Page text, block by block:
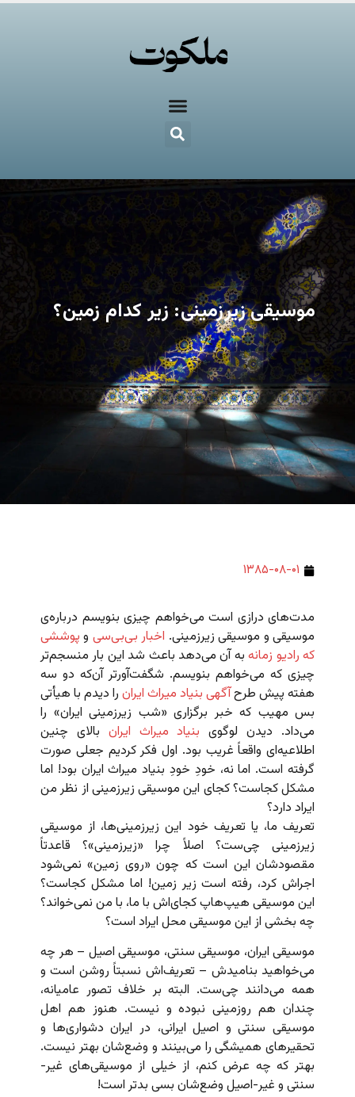
موسیقی زیرزمینی: زیر کدام زمین؟
۱۳۸۵-۰۸-۰۱
مدت‌های درازی است می‌خواهم چیزی بنویسم درباره‌ی
موسیقی و موسیقی زیرزمینی. اخبار بی‌بی‌سی و پوششی
که رادیو زمانهبه آن می‌دهد باعث شد این بار منسجم‌تر
چیزی که می‌خواهم بنویسم. شگفت‌آورتر آن‌که دو سه
هفته پیش طرحآگهی بنیاد میراث ایران را دیدم با هیأتی
بس مهیب که خبر برگزاری «شب زیرزمینی ایران» را
می‌داد. دیدن لوگوی بنیاد میراث ایران بالای چنین
اطلاعیه‌ای واقعاً غریب بود. اول فکر کردیم جعلی صورت
گرفته است. اما نه، خودِ خودِ بنیاد میراث ایران بود! اما
مشکل کجاست؟ کجای این موسیقی زیرزمینی از نظر من
ایراد دارد؟
تعریف ما، یا تعریف خود این زیرزمینی‌ها، از موسیقی
زیرزمینی چی‌ست؟ اصلاً چرا «زیرزمینی»؟ قاعدتاً
مقصودشان این است که چون «روی زمین» نمی‌شود
اجراش کرد، رفته است زیر زمین! اما مشکل کجاست؟
این موسیقی هیپ‌هاپ کجای‌اش با ما، با من نمی‌خواند؟
چه بخشی از این موسیقی محل ایراد است؟
موسیقی ایران، موسیقی سنتی، موسیقی اصیل – هر چه
می‌خواهید بنامیدش – تعریف‌اش نسبتاً روشن است و
همه می‌دانند چی‌ست. البته بر خلاف تصور عامیانه،
چندان هم روزمینی نبوده و نیست. هنوز هم اهل
موسیقی سنتی و اصیل ایرانی، در ایران دشواری‌ها و
تحقیرهای همیشگی را می‌بینند و وضع‌شان بهتر نیست.
بهتر که چه عرض کنم، از خیلی از موسیقی‌های غیر-
سنتی و غیر-اصیل وضع‌شان بسی بدتر است!